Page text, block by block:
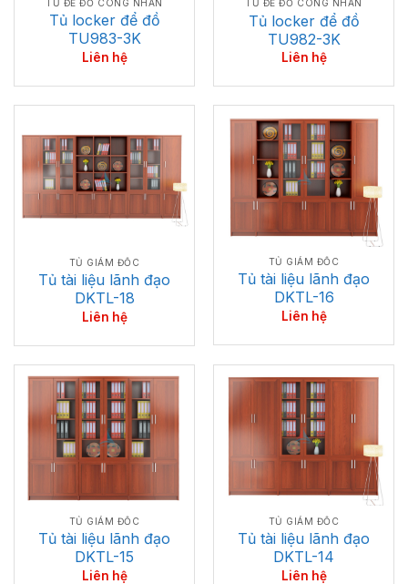
TỦ ĐỂ ĐỒ CÔNG NHÂN
Tủ locker để đồ
TU983-3K
Liên hệ
TỦ ĐỂ ĐỒ CÔNG NHÂN
Tủ locker để đồ
TU982-3K
Liên hệ
TỦ GIÁM ĐỐC
Tủ tài liệu lãnh đạo
DKTL-18
Liên hệ
TỦ GIÁM ĐỐC
Tủ tài liệu lãnh đạo
DKTL-16
Liên hệ
TỦ GIÁM ĐỐC
Tủ tài liệu lãnh đạo
DKTL-15
Liên hệ
TỦ GIÁM ĐỐC
Tủ tài liệu lãnh đạo
DKTL-14
Liên hệ